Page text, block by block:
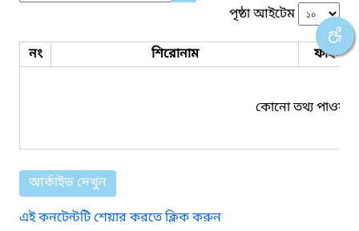
পৃষ্ঠা আইটেম
নং শিরোনাম ফাইল
কোনো তথ্য পাওয়া
আর্কাইভ দেখুন
এই কনটেন্টটি শেয়ার করতে ক্লিক করুন